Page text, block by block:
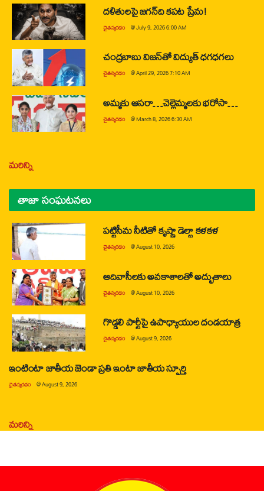
దళితులపై జగన్‌ది కపట ప్రేమ!
చైతన్యరధం @July 9, 2026 6:00 AM
చంద్రబాబు విజన్‌తో విద్యుత్ ధగధగలు
చైతన్యరధం @April 29, 2026 7:10 AM
అమ్మకు ఆసరా…చెల్లెమ్మలకు భరోసా…
చైతన్యరధం @March 8, 2026 6:30 AM
మరిన్ని
తాజా సంఘటనలు
పట్టిసీమ నీటితో కృష్ణా డెల్టా కళకళ
చైతన్యరధం @August 10, 2026
ఆదివాసీలకు అవకాశాలతో అద్భుతాలు
చైతన్యరధం @August 10, 2026
గొడ్డలి పార్టీపై ఉపాధ్యాయుల దండయాత్ర
చైతన్యరధం @August 9, 2026
ఇంటింటా జాతీయ జెండా ప్రతి ఇంటా జాతీయ స్ఫూర్తి
చైతన్యరధం @August 9, 2026
మరిన్ని